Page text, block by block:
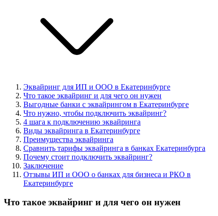
Эквайринг для ИП и ООО в Екатеринбурге
Что такое эквайринг и для чего он нужен
Выгодные банки с эквайрингом в Екатеринбурге
Что нужно, чтобы подключить эквайринг?
4 шага к подключению эквайринга
Виды эквайринга в Екатеринбурге
Преимущества эквайринга
Сравнить тарифы эквайринга в банках Екатеринбурга
Почему стоит подключить эквайринг?
Заключение
Отзывы ИП и ООО о банках для бизнеса и РКО в
Екатеринбурге
Что такое эквайринг и для чего он нужен